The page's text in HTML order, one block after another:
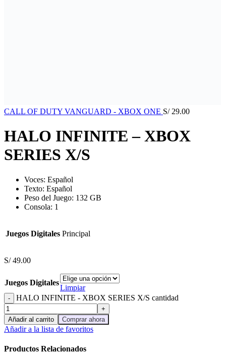
CALL OF DUTY VANGUARD - XBOX ONE S/29.00
HALO INFINITE – XBOX
SERIES X/S
Voces: Español
Texto: Español
Peso del Juego: 132 GB
Consola: 1
Juegos Digitales Principal
S/49.00
Juegos Digitales
Limpiar
HALO INFINITE - XBOX SERIES X/S cantidad
Añadir al carrito Comprar ahora
Añadir a la lista de favoritos
Productos Relacionados